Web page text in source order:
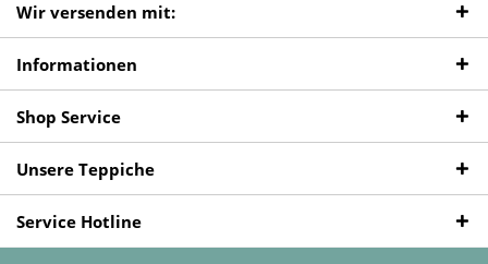
Wir versenden mit:
Informationen
Shop Service
Unsere Teppiche
Service Hotline